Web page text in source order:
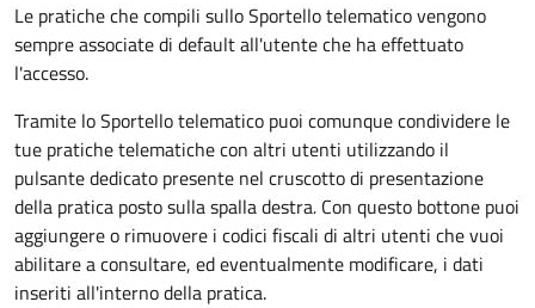
Le pratiche che compili sullo Sportello telematico vengono
sempre associate di default all'utente che ha effettuato
l'accesso.
Tramite lo Sportello telematico puoi comunque condividere le
tue pratiche telematiche con altri utenti utilizzando il
pulsante dedicato presente nel cruscotto di presentazione
della pratica posto sulla spalla destra. Con questo bottone puoi
aggiungere o rimuovere i codici fiscali di altri utenti che vuoi
abilitare a consultare, ed eventualmente modificare, i dati
inseriti all'interno della pratica.